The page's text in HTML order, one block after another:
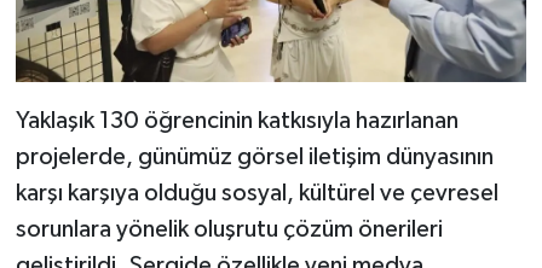
Yaklaşık 130 öğrencinin katkısıyla hazırlanan
projelerde, günümüz görsel iletişim dünyasının
karşı karşıya olduğu sosyal, kültürel ve çevresel
sorunlara yönelik oluşrutu çözüm önerileri